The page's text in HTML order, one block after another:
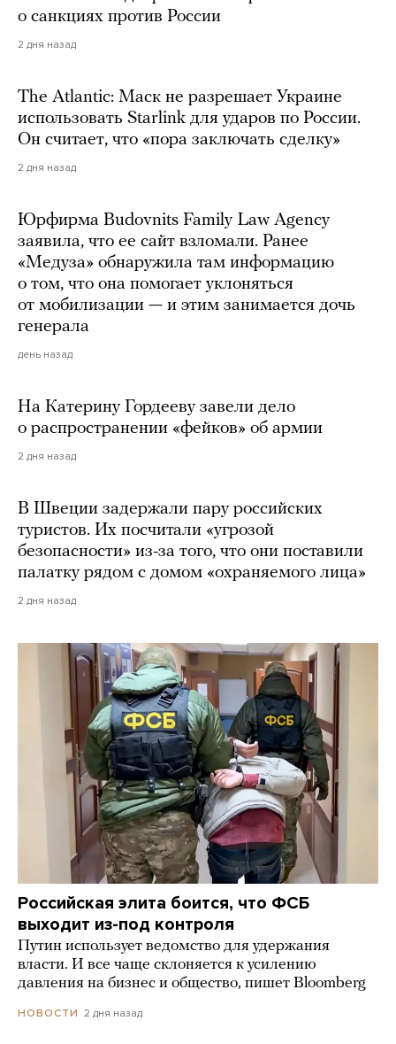
о санкциях против России
2 дня назад
The Atlantic: Маск не разрешает Украине
использовать Starlink для ударов по России.
Он считает, что «пора заключать сделку»
2 дня назад
Юрфирма Budovnits Family Law Agency
заявила, что ее сайт взломали. Ранее
«Медуза» обнаружила там информацию
о том, что она помогает уклоняться
от мобилизации — и этим занимается дочь
генерала
день назад
На Катерину Гордееву завели дело
о распространении «фейков» об армии
2 дня назад
В Швеции задержали пару российских
туристов. Их посчитали «угрозой
безопасности» из-за того, что они поставили
палатку рядом с домом «охраняемого лица»
2 дня назад
Российская элита боится, что ФСБ
выходит из-под контроля
Путин использует ведомство для удержания
власти. И все чаще склоняется к усилению
давления на бизнес и общество, пишет Bloomberg
НОВОСТИ 2 дня назад